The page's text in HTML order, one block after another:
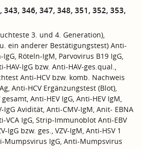
343, 346, 347, 348, 351, 352, 353,
3. und 4. Generation),
ein anderer Bestätigungstest) Anti-
Röteln-IgM, Parvovirus B19 IgG,
HAV-IgG bzw. Anti-HAV-ges.qual.,
Anti-HCV bzw. komb. Nachweis
Anti-HCV Ergänzungstest (Blot),
Anti-HEV IgG, Anti-HEV IgM,
IgG Avidität, Anti-CMV-IgM, Anit- EBNA
VCA IgG, Strip-Immunoblot Anti-EBV
IgG bzw. ges., VZV-IgM, Anti-HSV 1
Mumpsvirus IgG, Anti-Mumpsvirus